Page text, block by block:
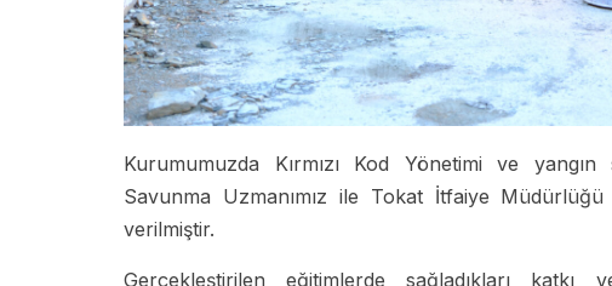
Kurumumuzda Kırmızı Kod Yönetimi ve
Savunma Uzmanımız ile Tokat İtfaiye
verilmiştir.
Gerçekleştirilen eğitimlerde sağladıkları